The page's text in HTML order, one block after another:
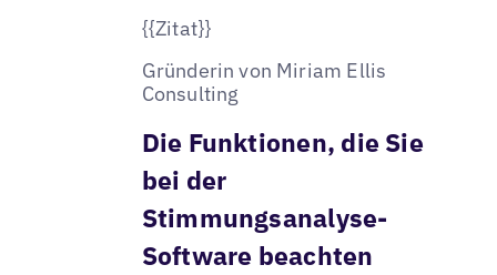
{{Zitat}}
Gründerin von Miriam Ellis
Consulting
Die Funktionen, die Sie
bei der
Stimmungsanalyse-
Software beachten